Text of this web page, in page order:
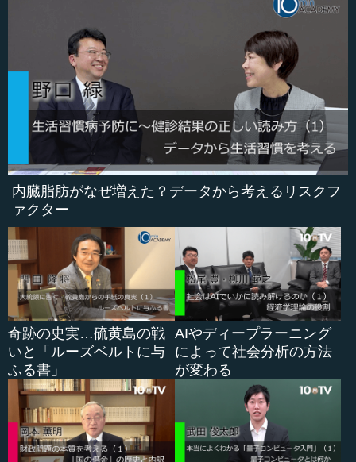
内臓脂肪がなぜ増えた？データから考えるリスクフ
ァクター
奇跡の史実…硫黄島の戦
いと「ルーズベルトに与
ふる書」
AIやディープラーニング
によって社会分析の方法
が変わる